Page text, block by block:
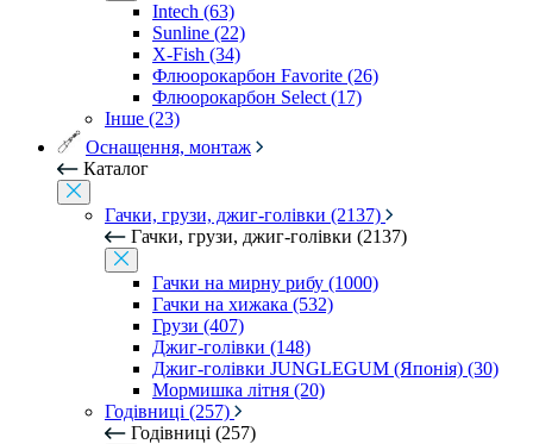
Intech (63)
Sunline (22)
X-Fish (34)
Флюорокарбон Favorite (26)
Флюорокарбон Select (17)
Інше (23)
Оснащення, монтаж
Каталог
Гачки, грузи, джиг-голівки (2137)
Гачки, грузи, джиг-голівки (2137)
Гачки на мирну рибу (1000)
Гачки на хижака (532)
Грузи (407)
Джиг-голівки (148)
Джиг-голівки JUNGLEGUM (Японія) (30)
Мормишка літня (20)
Годівниці (257)
Годівниці (257)